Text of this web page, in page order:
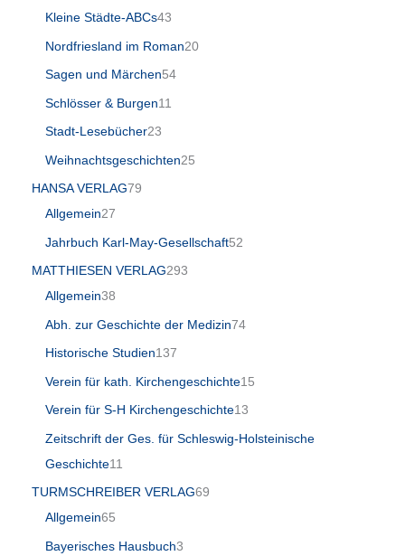
Kleine Städte-ABCs43
Nordfriesland im Roman20
Sagen und Märchen54
Schlösser & Burgen11
Stadt-Lesebücher23
Weihnachtsgeschichten25
HANSA VERLAG79
Allgemein27
Jahrbuch Karl-May-Gesellschaft52
MATTHIESEN VERLAG293
Allgemein38
Abh. zur Geschichte der Medizin74
Historische Studien137
Verein für kath. Kirchengeschichte15
Verein für S-H Kirchengeschichte13
Zeitschrift der Ges. für Schleswig-Holsteinische
Geschichte11
TURMSCHREIBER VERLAG69
Allgemein65
Bayerisches Hausbuch3